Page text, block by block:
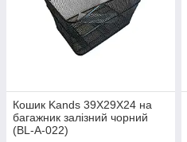
Кошик Kands 39X29X24 на
багажник залізний чорний
(BL-A-022)